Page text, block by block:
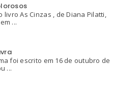
livro As Cinzas , de Diana Pilatti,
...
foi escrito em 16 de outubro de
...